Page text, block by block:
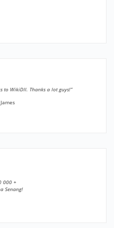
to WikiDll. Thanks a lot guys!”
000 +
Senang!